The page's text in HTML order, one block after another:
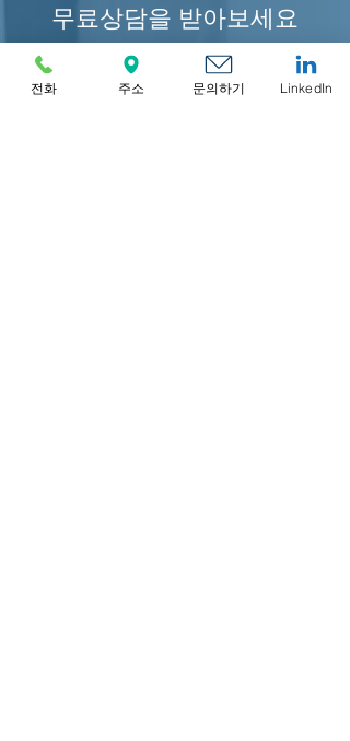
무료상담을 받아보세요
전화 주소 문의하기 LinkedIn